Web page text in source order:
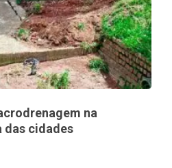
na
das cidades